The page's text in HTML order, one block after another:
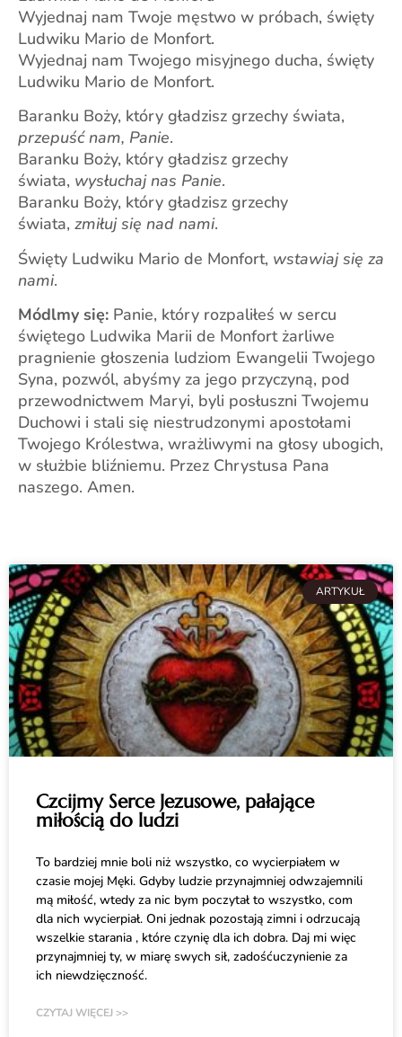
Wyjednaj nam Twoje męstwo w próbach, święty
Ludwiku Mario de Monfort.
Wyjednaj nam Twojego misyjnego ducha, święty
Ludwiku Mario de Monfort.
Baranku Boży, który gładzisz grzechy świata,
przepuść nam, Panie.
Baranku Boży, który gładzisz grzechy
świata, wysłuchaj nas Panie.
Baranku Boży, który gładzisz grzechy
świata, zmiłuj się nad nami.
Święty Ludwiku Mario de Monfort, wstawiaj się za
nami.
Módlmy się: Panie, który rozpaliłeś w sercu
świętego Ludwika Marii de Monfort żarliwe
pragnienie głoszenia ludziom Ewangelii Twojego
Syna, pozwól, abyśmy za jego przyczyną, pod
przewodnictwem Maryi, byli posłuszni Twojemu
Duchowi i stali się niestrudzonymi apostołami
Twojego Królestwa, wrażliwymi na głosy ubogich,
w służbie bliźniemu. Przez Chrystusa Pana
naszego. Amen.
ARTYKUŁ
Czcijmy Serce Jezusowe, pałające
miłością do ludzi
To bardziej mnie boli niż wszystko, co wycierpiałem w
czasie mojej Męki. Gdyby ludzie przynajmniej odwzajemnili
mą miłość, wtedy za nic bym poczytał to wszystko, com
dla nich wycierpiał. Oni jednak pozostają zimni i odrzucają
wszelkie starania , które czynię dla ich dobra. Daj mi więc
przynajmniej ty, w miarę swych sił, zadośćuczynienie za
ich niewdzięczność.
CZYTAJ WIĘCEJ >>